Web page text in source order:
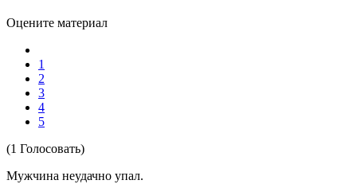
Оцените материал
1
2
3
4
5
(1 Голосовать)
Мужчина неудачно упал.